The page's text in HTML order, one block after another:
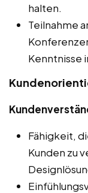
halten.
Teilnahme
Kenntnisse
Fähigkeit,
Kunden zu